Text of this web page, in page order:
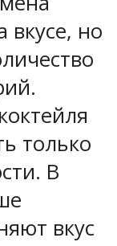
вкусе, но
только
В
вкус